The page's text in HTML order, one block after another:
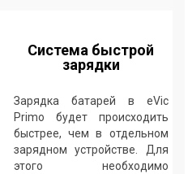
Система быстрой
зарядки
Зарядка батарей в eVic
Primo будет происходить
быстрее, чем в отдельном
зарядном устройстве. Для
этого необходимо